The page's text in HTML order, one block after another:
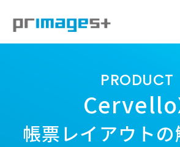
PRODUCT
帳票レイアウト